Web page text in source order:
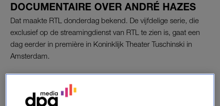
DOCUMENTAIRE OVER ANDRÉ HAZES
Dat maakte RTL donderdag bekend. De vijfdelige serie, die
exclusief op de streamingdienst van RTL te zien is, gaat een
dag eerder in première in Koninklijk Theater Tuschinski in
Amsterdam.
André Hazes vindt het ‘heel spannend’ dat de documentaire
over zijn leven in oktober uitgezonden gaat worden. De 28-
jarige zanger kan tegelijkertijd ‘niet wachten’ om zijn ‘ware